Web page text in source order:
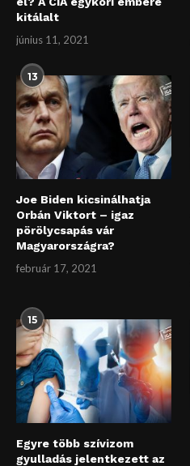
kitálalt
június 11, 2021
13
Joe Biden kicsinálhatja
Orbán Viktort – igaz
pörölycsapás vár
Magyarországra?
február 17, 2021
15
Egyre több szívizom
gyulladás jelentkezett az